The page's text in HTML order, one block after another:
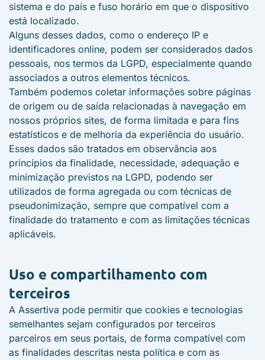
sistema e do país e fuso horário em que o dispositivo
está localizado.
Alguns desses dados, como o endereço IP e
identificadores online, podem ser considerados dados
pessoais, nos termos da LGPD, especialmente quando
associados a outros elementos técnicos.
Também podemos coletar informações sobre páginas
de origem ou de saída relacionadas à navegação em
nossos próprios sites, de forma limitada e para fins
estatísticos e de melhoria da experiência do usuário.
Esses dados são tratados em observância aos
princípios da finalidade, necessidade, adequação e
minimização previstos na LGPD, podendo ser
utilizados de forma agregada ou com técnicas de
pseudonimização, sempre que compatível com a
finalidade do tratamento e com as limitações técnicas
aplicáveis.
Uso e compartilhamento com
terceiros
A Assertiva pode permitir que cookies e tecnologias
semelhantes sejam configurados por terceiros
parceiros em seus portais, de forma compatível com
as finalidades descritas nesta política e com as